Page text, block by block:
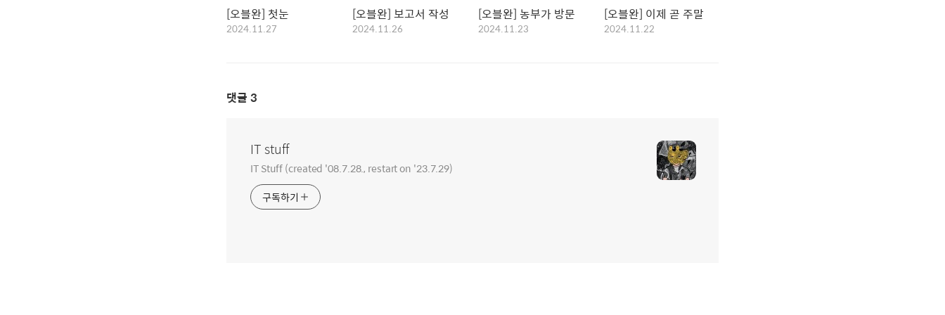
[오블완] 첫눈
2024.11.27
[오블완] 보고서 작성
2024.11.26
[오블완] 농부가 방문
2024.11.23
[오블완] 이제 곧 주말
2024.11.22
댓글 3
IT stuff
IT Stuff (created '08.7.28., restart on '23.7.29)
구독하기